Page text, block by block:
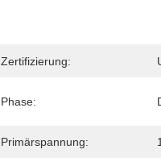
Zertifizierung:
Phase:
Primärspannung: